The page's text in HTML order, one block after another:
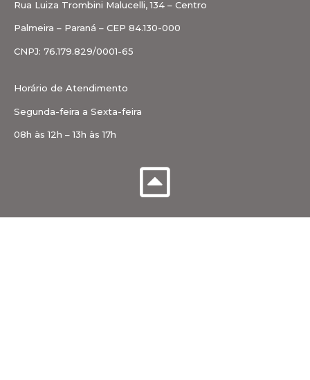
Rua Luiza Trombini Malucelli, 134 – Centro
Palmeira – Paraná – CEP 84.130-000
CNPJ: 76.179.829/0001-65
Horário de Atendimento
Segunda-feira a Sexta-feira
08h às 12h – 13h às 17h